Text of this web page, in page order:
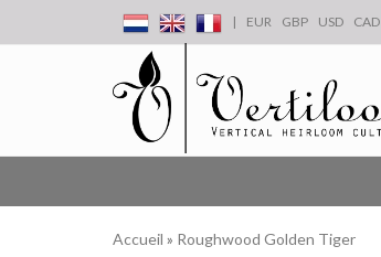
| EUR GBP USD CAD
Accueil » Roughwood Golden Tiger